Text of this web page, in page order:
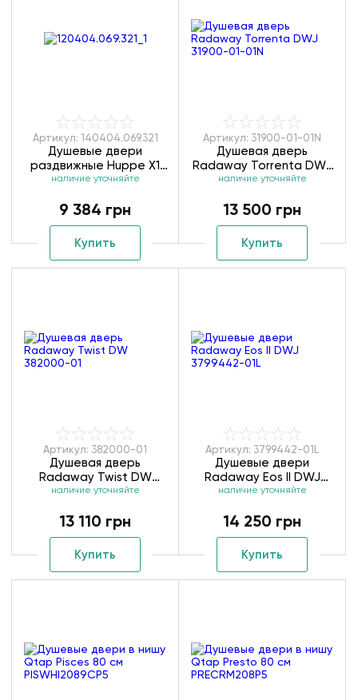
Артикул: 140404.069.321
Душевые двери
раздвижные Huppe X1
120404.069.321/140404.069.321
наличие уточняйте
9 384 грн
Купить
Артикул: 31900-01-01N
Душевая дверь
Radaway Torrenta DWJ
31900-01-01N
наличие уточняйте
13 500 грн
Купить
Артикул: 382000-01
Душевая дверь
Radaway Twist DW
382000-01
наличие уточняйте
13 110 грн
Купить
Артикул: 3799442-01L
Душевые двери
Radaway Eos II DWJ
3799442-01L
наличие уточняйте
14 250 грн
Купить